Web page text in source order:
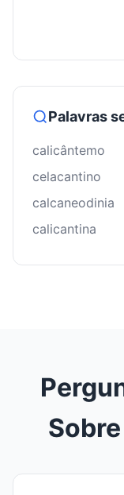
Palavras
calicântemo
celacantino
calcaneodinia
calicantina